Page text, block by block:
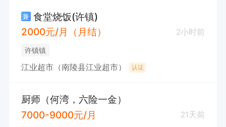
兼 食堂烧饭(许镇)
2000元/月（月结）
2小时前
许镇镇
江业超市（南陵县江业超市） 认证
厨师（何湾，六险一金）
7000-9000元/月
21天前